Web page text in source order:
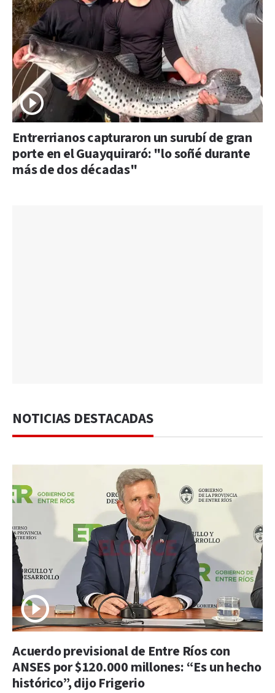
Entrerrianos capturaron un surubí de gran
porte en el Guayquiraró: "lo soñé durante
más de dos décadas"
NOTICIAS DESTACADAS
Acuerdo previsional de Entre Ríos con
ANSES por $120.000 millones: “Es un hecho
histórico”, dijo Frigerio